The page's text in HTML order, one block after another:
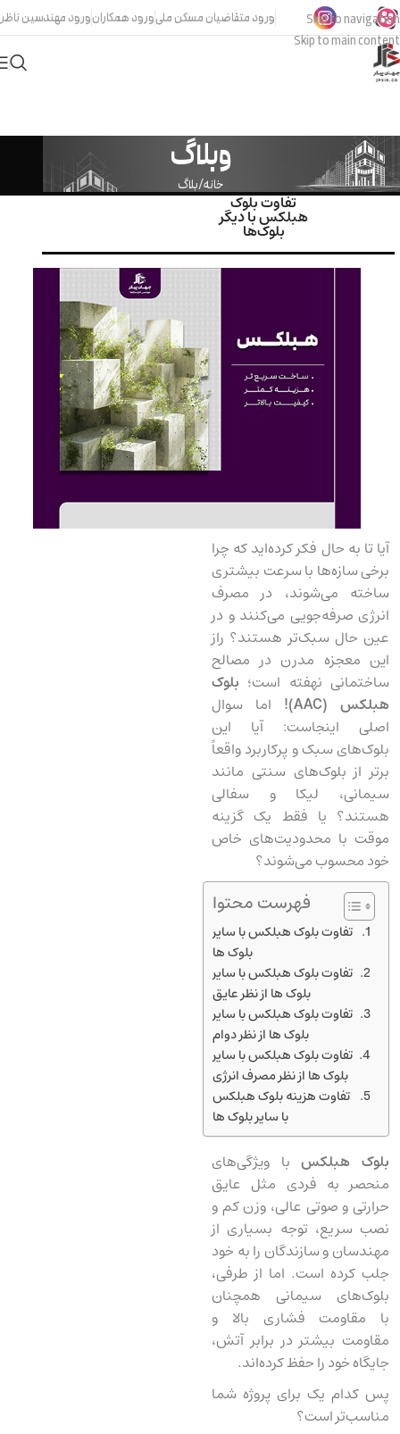
Skip to navigation
Skip to main content
ورود متقاضیان مسکن ملیورود همکارانورود مهندسین ناظر
وبلاگ
خانه بلاگ
تفاوت بلوک
هبلکس با دیگر
بلوک‌ها
آیا تا به حال فکر کرده‌اید که چرا
برخی سازه‌ها با سرعت بیشتری
ساخته می‌شوند، در مصرف
انرژی صرفه‌جویی می‌کنند و در
عین حال سبک‌تر هستند؟ راز
این معجزه مدرن در مصالح
ساختمانی نهفته است؛ بلوک
هبلکس (AAC)!
اما سوال
اصلی اینجاست: آیا این
بلوک‌های سبک و پرکاربرد واقعاً
برتر از بلوک‌های سنتی مانند
سیمانی، لیکا و سفالی
هستند؟ یا فقط یک گزینه
موقت با محدودیت‌های خاص
خود محسوب می‌شوند؟
فهرست محتوا
تفاوت بلوک هبلکس با سایر
بلوک ها
تفاوت بلوک هبلکس با سایر
بلوک ها از نظر عایق
تفاوت بلوک هبلکس با سایر
بلوک ها از نظر دوام
تفاوت بلوک هبلکس با سایر
بلوک ها از نظر مصرف انرژی
تفاوت هزینه بلوک هبلکس
با سایر بلوک ها
بلوک هبلکسبا ویژگی‌های
منحصر به فردی مثل عایق
حرارتی و صوتی عالی، وزن کم و
نصب سریع، توجه بسیاری از
مهندسان و سازندگان را به خود
جلب کرده است. اما از طرفی،
بلوک‌های سیمانی همچنان
با مقاومت فشاری بالا و
مقاومت بیشتر در برابر آتش،
جایگاه خود را حفظ کرده‌اند.
پس کدام یک برای پروژه شما
مناسب‌تر است؟